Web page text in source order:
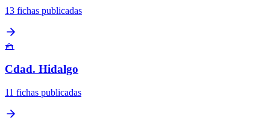
13 fichas publicadas
🧺
Cdad. Hidalgo
11 fichas publicadas